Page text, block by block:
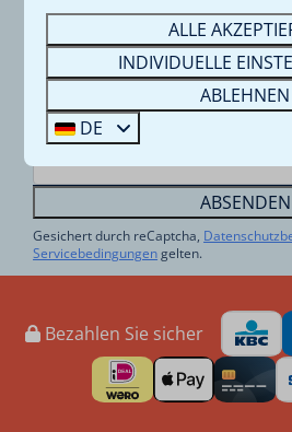
ABSENDEN
Gesichert durch reCaptcha,
Servicebedingungengelten.
Bezahlen Sie sicher
ALLE
INDIVIDUELLE
ABLEHNEN
DE